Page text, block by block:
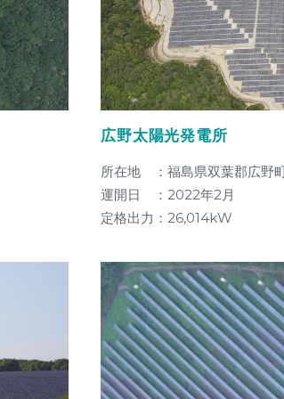
広野太陽光発電所
所在地 ：福島県双葉郡広野
運開日 ：2022年2月
定格出力：26,014kW